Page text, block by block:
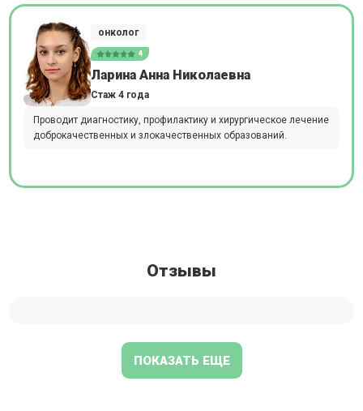
онколог
4
Ларина Анна Николаевна
Стаж 4 года
Проводит диагностику, профилактику и хирургическое лечение
доброкачественных и злокачественных образований.
Отзывы
ПОКАЗАТЬ ЕЩЕ